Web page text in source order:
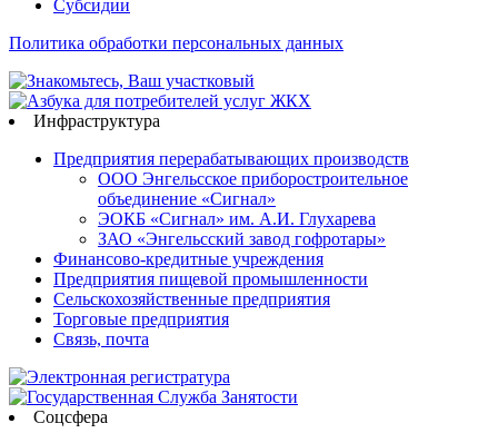
Субсидии
Политика обработки персональных данных
Инфраструктура
Предприятия перерабатывающих производств
ООО Энгельсское приборостроительное
объединение «Сигнал»
ЭОКБ «Сигнал» им. А.И. Глухарева
ЗАО «Энгельсский завод гофротары»
Финансово-кредитные учреждения
Предприятия пищевой промышленности
Сельскохозяйственные предприятия
Торговые предприятия
Связь, почта
Соцсфера